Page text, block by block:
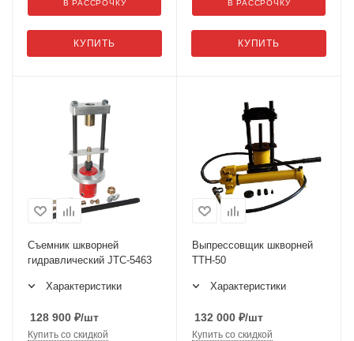
КУПИТЬ
В РАССРОЧКУ
КУПИТЬ
В РАССРОЧКУ
Съемник шкворней
гидравлический JTC-5463
Характеристики
128 900 ₽/шт
Купить со скидкой
Выпрессовщик шкворней
ТТН-50
Характеристики
132 000 ₽/шт
Купить со скидкой